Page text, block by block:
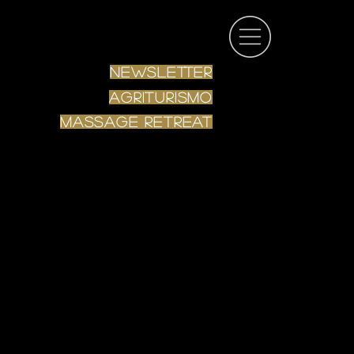
Newsletter
Agriturismo
Massage RETREAT